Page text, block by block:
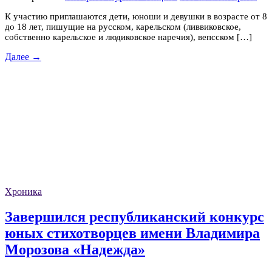
К участию приглашаются дети, юноши и девушки в возрасте от 8
до 18 лет, пишущие на русском, карельском (ливвиковское,
собственно карельское и людиковское наречия), вепсском […]
Далее →
Хроника
Завершился республиканский конкурс
юных стихотворцев имени Владимира
Морозова «Надежда»